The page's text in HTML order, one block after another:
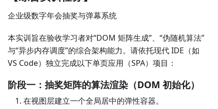
企业级数字年会抽奖与弹幕系统
本实训旨在验收学习者对“DOM 矩阵生成”、“伪随机算法”
与“异步内存调度”的综合架构能力。请依托现代 IDE（如
VS Code）独立完成以下单页应用（SPA）项目：
阶段一：抽奖矩阵的算法渲染（DOM 初始化）
在视图层建立一个全局居中的弹性容器。